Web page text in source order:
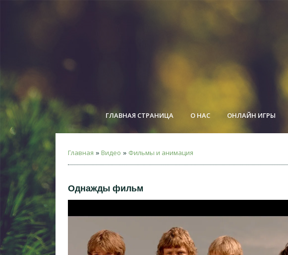
ГЛАВНАЯ СТРАНИЦА О НАС ОНЛАЙН ИГРЫ
Главная » Видео » Фильмы и анимация
Однажды фильм